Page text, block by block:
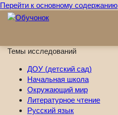
Перейти к основному содержанию
Темы исследований
ДОУ (детский сад)
Начальная школа
Окружающий мир
Литературное чтение
Русский язык